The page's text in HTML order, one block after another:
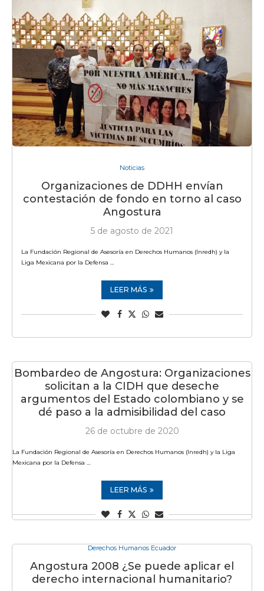
Noticias
Organizaciones de DDHH envían
contestación de fondo en torno al caso
Angostura
5 de agosto de 2021
La Fundación Regional de Asesoría en Derechos Humanos (Inredh) y la
Liga Mexicana por la Defensa …
LEER MÁS
Bombardeo de Angostura: Organizaciones
solicitan a la CIDH que deseche
argumentos del Estado colombiano y se
dé paso a la admisibilidad del caso
26 de octubre de 2020
La Fundación Regional de Asesoría en Derechos Humanos (Inredh) y la Liga
Mexicana por la Defensa …
LEER MÁS
Derechos Humanos Ecuador
Angostura 2008 ¿Se puede aplicar el
derecho internacional humanitario?